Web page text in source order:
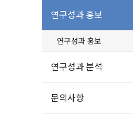
연구성과 홍보
연구성과 홍보
연구성과 분석
문의사항